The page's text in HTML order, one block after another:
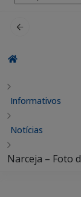
por:
Informativos
Notícias
Narceja – Foto